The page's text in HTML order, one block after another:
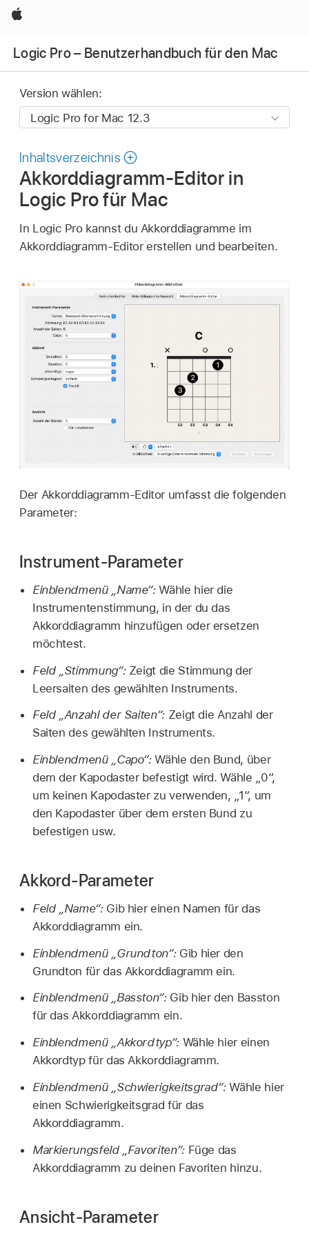
Apple
Logic Pro – Benutzerhandbuch für den Mac
Version wählen:
Inhaltsverzeichnis
Akkorddiagramm-Editor in
Logic Pro für Mac
In Logic Pro kannst du Akkorddiagramme im
Akkorddiagramm-Editor erstellen und bearbeiten.
Der Akkorddiagramm-Editor umfasst die folgenden
Parameter:
Instrument-Parameter
Einblendmenü „Name“:Wähle hier die
Instrumentenstimmung, in der du das
Akkorddiagramm hinzufügen oder ersetzen
möchtest.
Feld „Stimmung“:Zeigt die Stimmung der
Leersaiten des gewählten Instruments.
Feld „Anzahl der Saiten“:Zeigt die Anzahl der
Saiten des gewählten Instruments.
Einblendmenü „Capo“:Wähle den Bund, über
dem der Kapodaster befestigt wird. Wähle „0“,
um keinen Kapodaster zu verwenden, „1“, um
den Kapodaster über dem ersten Bund zu
befestigen usw.
Akkord-Parameter
Feld „Name“:Gib hier einen Namen für das
Akkorddiagramm ein.
Einblendmenü „Grundton“:Gib hier den
Grundton für das Akkorddiagramm ein.
Einblendmenü „Basston“:Gib hier den Basston
für das Akkorddiagramm ein.
Einblendmenü „Akkordtyp“:Wähle hier einen
Akkordtyp für das Akkorddiagramm.
Einblendmenü „Schwierigkeitsgrad“:Wähle hier
einen Schwierigkeitsgrad für das
Akkorddiagramm.
Markierungsfeld „Favoriten“:Füge das
Akkorddiagramm zu deinen Favoriten hinzu.
Ansicht-Parameter